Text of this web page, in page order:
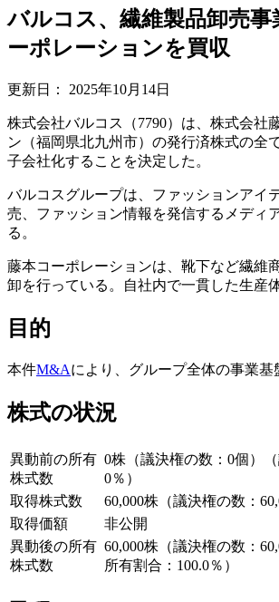
バルコス、繊維製品卸売事
ーポレーションを買収
更新日： 2025年10月14日
株式会社バルコス（7790）は、株式会社
ン（福岡県北九州市）の発行済株式の全
子会社化することを決定した。
バルコスグループは、ファッションアイ
売、ファッション情報を発信するメディ
る。
藤本コーポレーションは、靴下など繊維
卸を行っている。自社内で一貫した生産
目的
本件M&Aにより、グループ全体の事業基
株式の状況
異動前の所有
株式数
0株（議決権の数：0個）
0％）
取得株式数
60,000株（議決権の数：
取得価額
非公開
異動後の所有
株式数
60,000株（議決権の数：
所有割合：100.0％）